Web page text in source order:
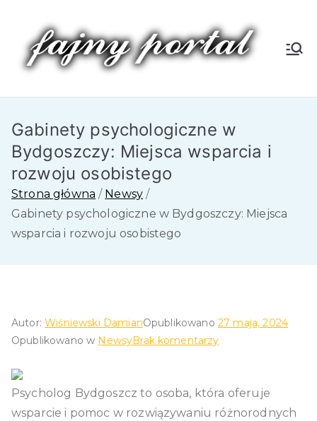
treści
Fa
jn
y
or
Gabinety psychologiczne w
Bydgoszczy: Miejsca wsparcia i
rozwoju osobistego
Strona główna
Newsy
Gabinety psychologiczne w Bydgoszczy: Miejsca
wsparcia i rozwoju osobistego
Autor:Wiśniewski DamianOpublikowano 27 maja, 2024
Opublikowano w NewsyBrak komentarzydo
w
Bydgoszczy:
Psycholog Bydgoszcz to osoba, która oferuje
wsparcie i pomoc w rozwiązywaniu różnorodnych